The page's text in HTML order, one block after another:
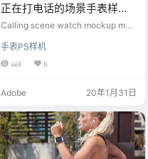
正在打电话的场景手表样机
素材
Calling scene watch mockup mat
手表PS样机
468 0
Adobe 20年1月31日